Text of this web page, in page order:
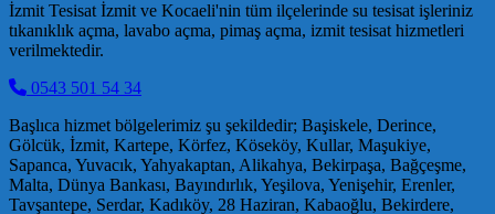
İzmit Tesisat İzmit ve Kocaeli'nin tüm ilçelerinde su tesisat işleriniz
tıkanıklık açma, lavabo açma, pimaş açma, izmit tesisat hizmetleri
verilmektedir.
0543 501 54 34
Başlıca hizmet bölgelerimiz şu şekildedir; Başiskele, Derince,
Gölcük, İzmit, Kartepe, Körfez, Köseköy, Kullar, Maşukiye,
Sapanca, Yuvacık, Yahyakaptan, Alikahya, Bekirpaşa, Bağçeşme,
Malta, Dünya Bankası, Bayındırlık, Yeşilova, Yenişehir, Erenler,
Tavşantepe, Serdar, Kadıköy, 28 Haziran, Kabaoğlu, Bekirdere,